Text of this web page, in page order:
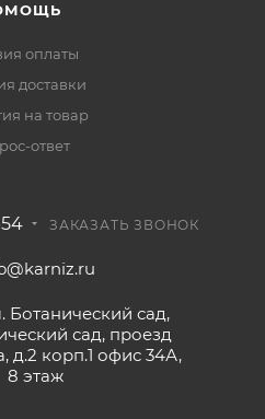
оплаты
доставки
на товар
ответ
ЗАКАЗАТЬ ЗВОНОК
Ботанический сад,
сад, проезд
д.2 корп.1 офис 34А,
8 этаж